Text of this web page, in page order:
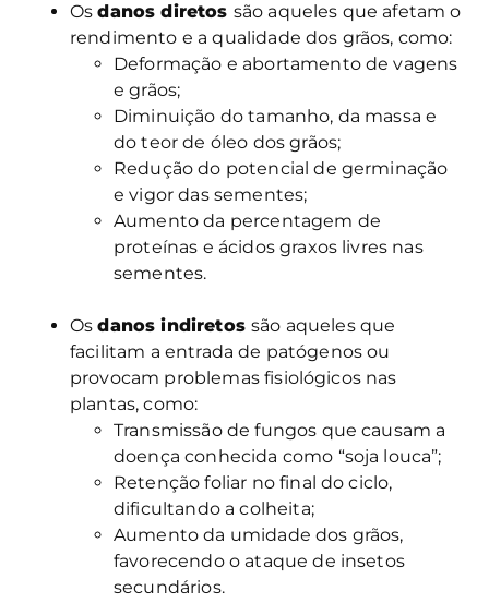
Osdanos diretos são aqueles que afetam o
rendimento e a qualidade dos grãos, como:
Deformação e abortamento de vagens
e grãos;
Diminuição do tamanho, da massa e
do teor de óleo dos grãos;
Redução do potencial de germinação
e vigor das sementes;
Aumento da percentagem de
proteínas e ácidos graxos livres nas
sementes.
Osdanos indiretossão aqueles que
facilitam a entrada de patógenos ou
provocam problemas fisiológicos nas
plantas, como:
Transmissão de fungos que causam a
doença conhecida como “soja louca”;
Retenção foliar no final do ciclo,
dificultando a colheita;
Aumento da umidade dos grãos,
favorecendo o ataque de insetos
secundários.